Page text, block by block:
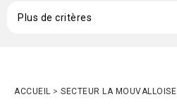
ACCUEIL > SECTEUR LA MOUVALLOISE